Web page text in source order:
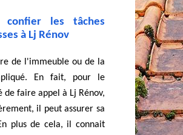
confier les tâches
à Lj Rénov
de l'immeuble ou de la
En fait, pour le
faire appel à Lj Rénov,
il peut assurer sa
plus de cela, il connait